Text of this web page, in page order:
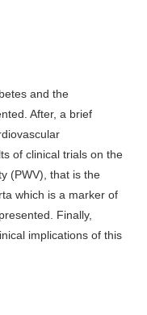
and the
After, a brief
of clinical trials on the
(PWV), that is the
which is a marker of
Finally,
implications of this